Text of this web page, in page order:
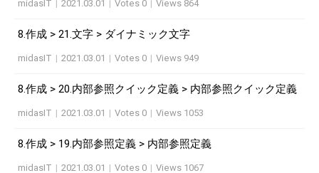
midasIT | 2021.03.01 | Votes 0 | Views 864
8.作成 > 21.文字 > ダイナミック文字
midasIT | 2021.03.01 | Votes 0 | Views 949
8.作成 > 20.内部参照クイック定義 > 内部参照クイック定義
midasIT | 2021.03.01 | Votes 0 | Views 1053
8.作成 > 19.内部参照定義 > 内部参照定義
midasIT | 2021.03.01 | Votes 0 | Views 1067